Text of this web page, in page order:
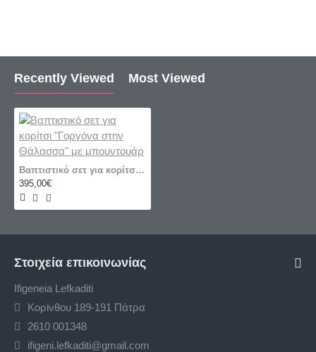
Recently Viewed Most Viewed
Βαπτιστικό σετ για κορίτσι "Γοργόνα στην Θάλασσα" με μπουντουάρ
395,00€
Στοιχεία επικοινωνίας
Ifigeneia Lefkaditi
Κορίνθου 189-191 Πάτρα
2610 001348
ifigeni.lefkaditi@gmail.com